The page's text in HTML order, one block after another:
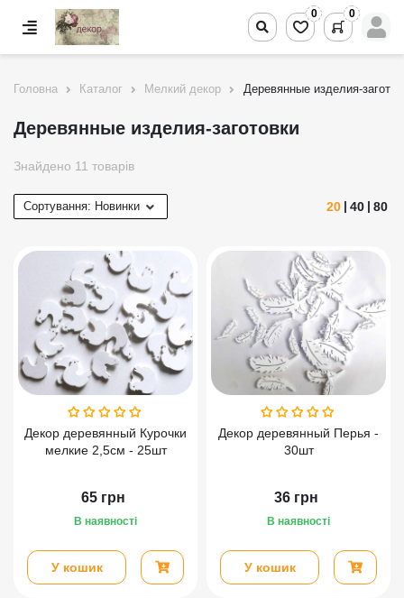
0 0
Головна Каталог Мелкий декор Деревянные изделия-
Деревянные изделия-заготовки
Знайдено 11 товарів
Сортування: Новинки 20 40 80
Декор деревянный Курочки
мелкие 2,5см - 25шт
65 грн
В наявності
У кошик
Декор деревянный Перья -
30шт
36 грн
В наявності
У кошик